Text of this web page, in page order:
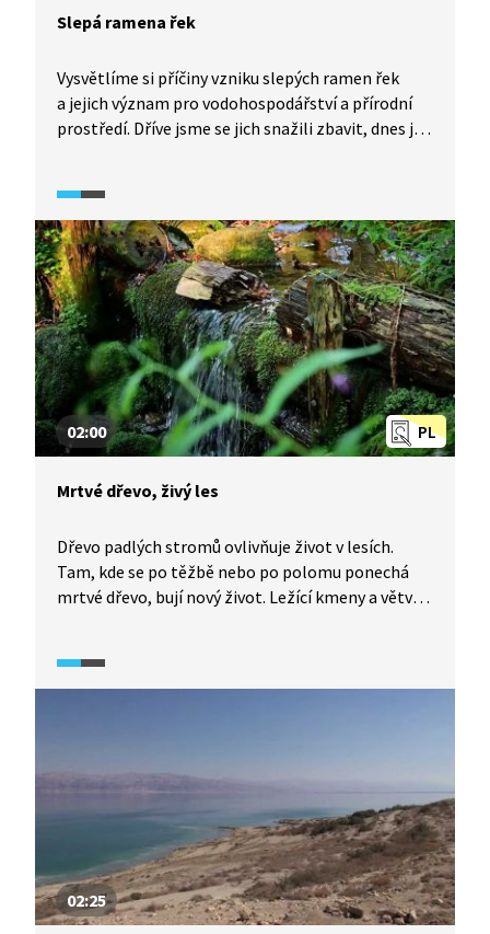
Slepá ramena řek
Vysvětlíme si příčiny vzniku slepých ramen řek
a jejich význam pro vodohospodářství a přírodní
prostředí. Dříve jsme se jich snažili zbavit, dnes je
PL
02:00
Mrtvé dřevo, živý les
Dřevo padlých stromů ovlivňuje život v lesích.
Tam, kde se po těžbě nebo po polomu ponechá
mrtvé dřevo, bují nový život. Ležící kmeny a větve
vytvoří mikroklima vhodné pro růst nové generace
02:25